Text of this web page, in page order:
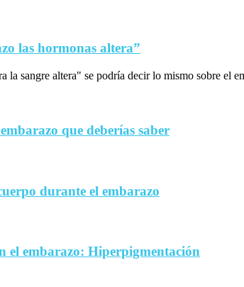
las hormonas altera”
la sangre altera" se podría decir lo mismo sobre el
que deberías saber
durante el embarazo
el embarazo: Hiperpigmentación